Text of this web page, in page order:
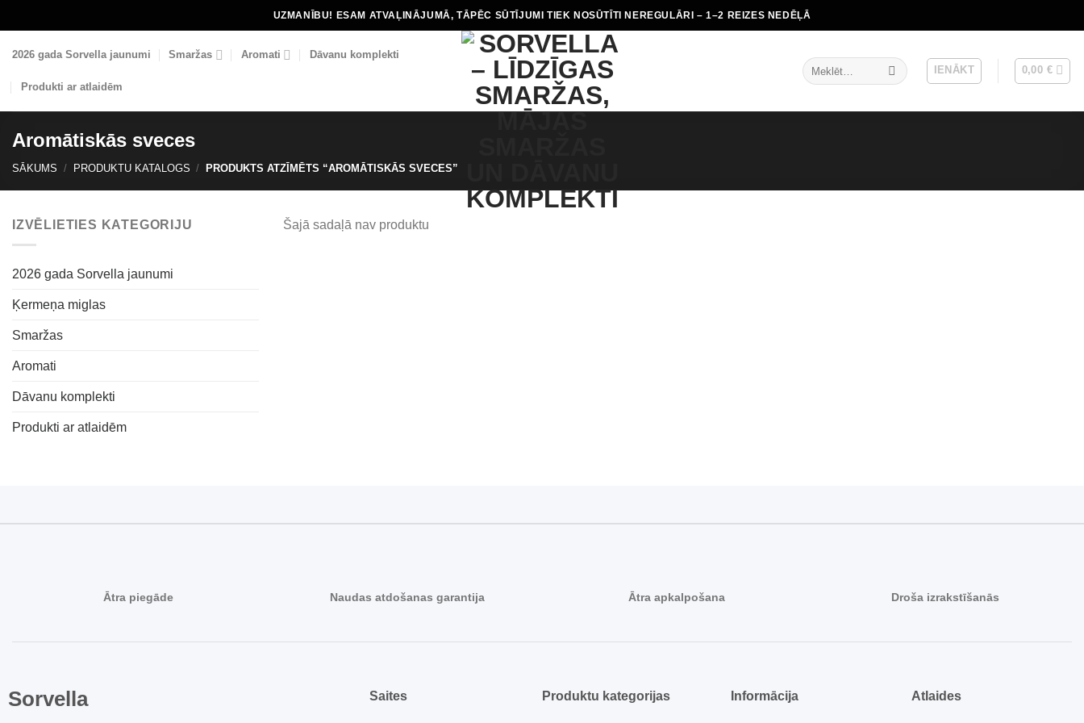
to
content
UZMANĪBU! ESAM ATVAĻINĀJUMĀ, TĀPĒC SŪTĪJUMI TIEK NOSŪTĪTI NEREGULĀRI – 1–2 REIZES NEDĒĻĀ
2026 gada Sorvella jaunumi Smaržas Aromati Dāvanu komplekti
Produkti ar atlaidēm
Meklēt: IENĀKT 0,00 €
Aromātiskās sveces
SĀKUMS / PRODUKTU KATALOGS / PRODUKTS ATZĪMĒTS “AROMĀTISKĀS SVECES”
IZVĒLIETIES KATEGORIJU
2026 gada Sorvella jaunumi
Ķermeņa miglas
Smaržas
Aromati
Dāvanu komplekti
Produkti ar atlaidēm
Šajā sadaļā nav produktu
Ātra piegāde Naudas atdošanas garantija Ātra apkalpošana Droša izrakstīšanās
Sorvella Saites Produktu kategorijas Informācija Atlaides